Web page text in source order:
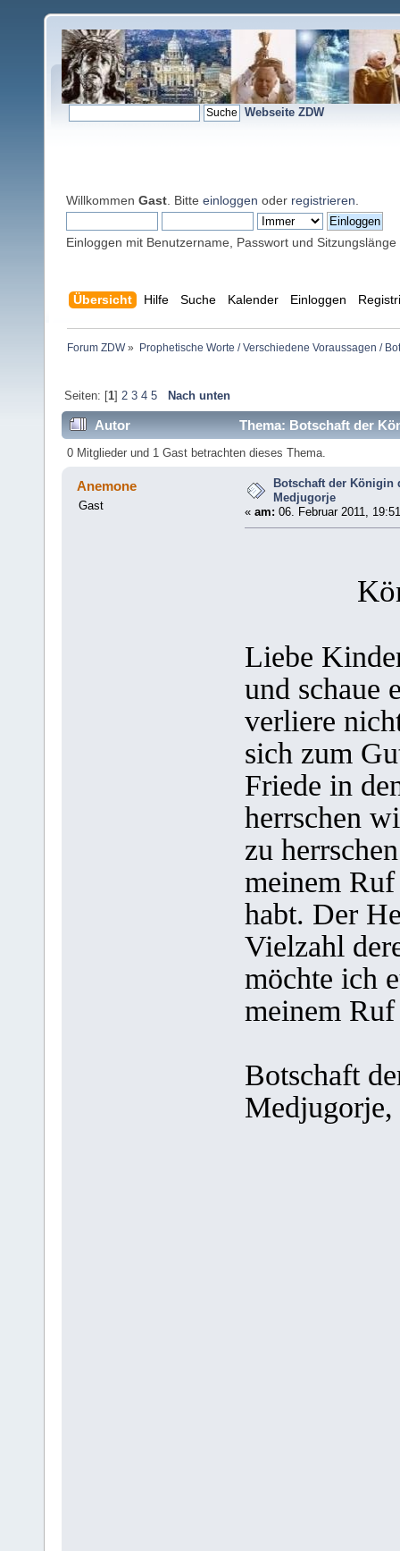
Webseite ZDW
Willkommen Gast . Bitte einloggen oder registrieren
Einloggen mit Benutzername, Passwort und Sitzungslänge
Übersicht Hilfe Suche Kalender Einloggen
Forum ZDW» Prophetische Worte / Verschiedene Voraussagen /
Seiten: [1] 2 3 4 5 Nach unten
Autor Thema: Botschaft der
0 Mitglieder und 1 Gast betrachten dieses Thema.
Anemone
Gast
Botschaft der Königin
Medjugorje
« am: 06. Februar 2011,
Liebe
und schaue
verliere
sich zum
Friede in
herrschen
zu
meinem
habt. Der
Vielzahl
möchte ich
meinem
Botschaft
Medjugorje,